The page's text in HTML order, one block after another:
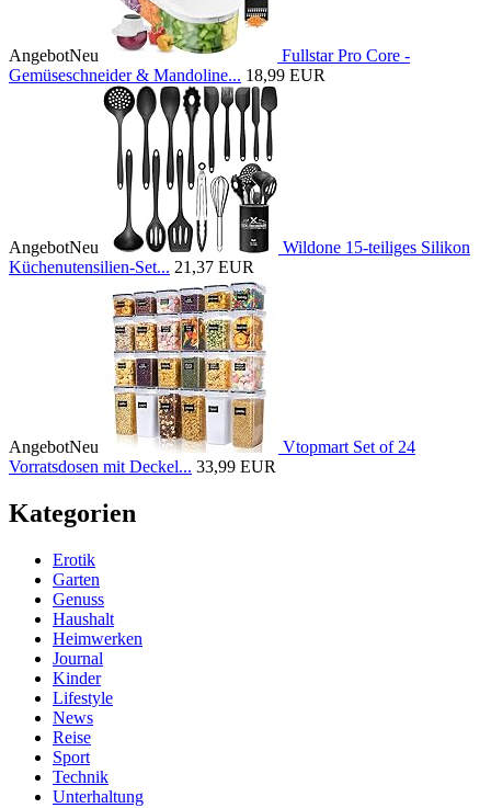
AngebotNeu
Fullstar Pro Core -
Gemüseschneider & Mandoline... 18,99 EUR
AngebotNeu
Wildone 15-teiliges Silikon
Küchenutensilien-Set... 21,37 EUR
AngebotNeu
Vtopmart Set of 24
Vorratsdosen mit Deckel... 33,99 EUR
Kategorien
Erotik
Garten
Genuss
Haushalt
Heimwerken
Journal
Kinder
Lifestyle
News
Reise
Sport
Technik
Unterhaltung